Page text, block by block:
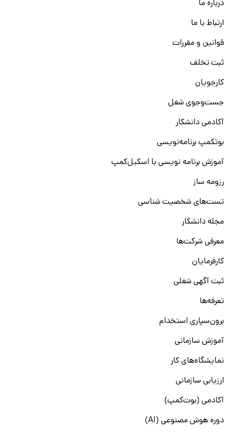
درباره ما
ارتباط با ما
قوانین و مقررات
ثبت تخلف
کارجویان
جست‌و‌جوی شغل
آکادمی دانشکار
بوتکمپ برنامه‌نویسی
آموزش برنامه نویسی با اسکیل‌کمپ
رزومه ساز
تست‌های شخصیت شناسی
مجله دانشکار
معرفی شرکت‌ها
کارفرمایان
ثبت آگهی شغلی
تعرفه‌ها
برون‌سپاری استخدام
آموزش سازمانی
نمایشگاه‌های کار
ارزیابی سازمانی
آکادمی (بوت‌کمپ)
دوره هوش مصنوعی (AI)